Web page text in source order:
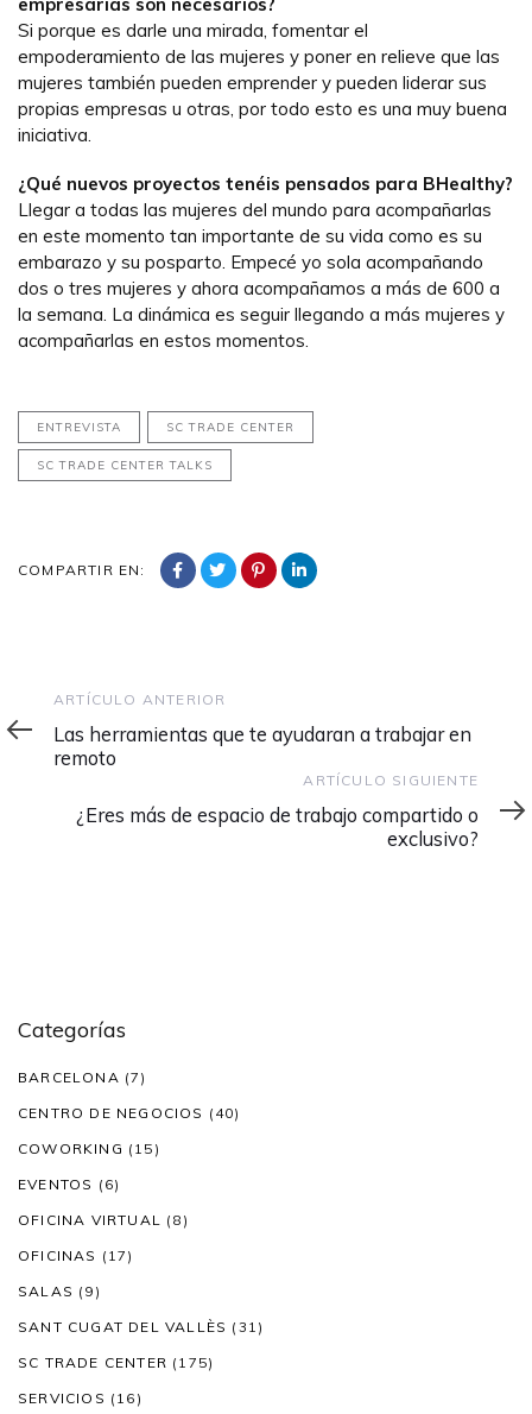
Si porque es darle una mirada, fomentar el
empoderamiento de las mujeres y poner en relieve que las
mujeres también pueden emprender y pueden liderar sus
propias empresas u otras, por todo esto es una muy buena
iniciativa.
¿Qué nuevos proyectos tenéis pensados para BHealthy?
Llegar a todas las mujeres del mundo para acompañarlas
en este momento tan importante de su vida como es su
embarazo y su posparto. Empecé yo sola acompañando
dos o tres mujeres y ahora acompañamos a más de 600 a
la semana. La dinámica es seguir llegando a más mujeres y
acompañarlas en estos momentos.
ENTREVISTA SC TRADE CENTER
SC TRADE CENTER TALKS
COMPARTIR EN:
Artículo
anterior
ARTÍCULO ANTERIOR
Las herramientas que te ayudaran a trabajar en
remoto
siguiente
ARTÍCULO SIGUIENTE
¿Eres más de espacio de trabajo compartido o
exclusivo?
Categorías
BARCELONA (7)
CENTRO DE NEGOCIOS (40)
COWORKING (15)
EVENTOS (6)
OFICINA VIRTUAL (8)
OFICINAS (17)
SALAS (9)
SANT CUGAT DEL VALLÈS (31)
SC TRADE CENTER (175)
SERVICIOS (16)